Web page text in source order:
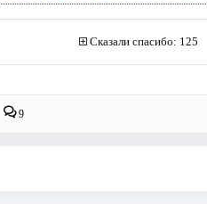
Сказали спасибо: 125
9